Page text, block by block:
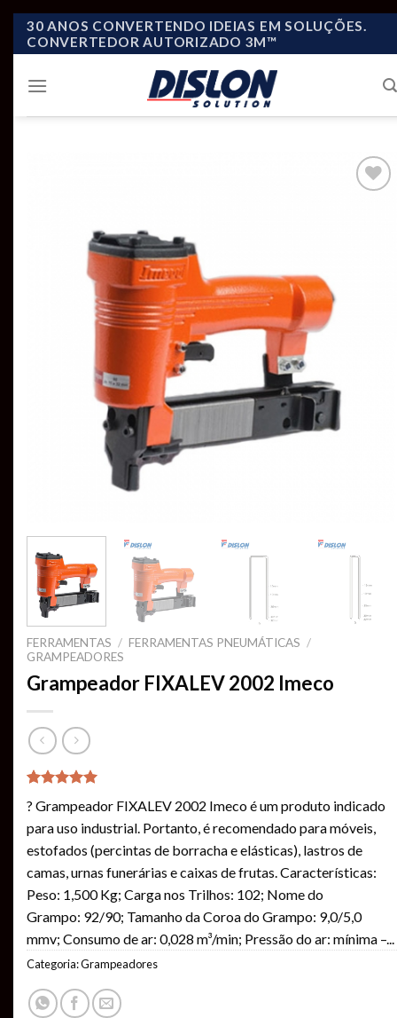
Skip
30 ANOS CONVERTENDO IDEIAS EM SOLUÇÕES.
CONVERTEDOR AUTORIZADO 3M™
FERRAMENTAS / FERRAMENTAS PNEUMÁTICAS /
GRAMPEADORES
Grampeador FIXALEV 2002 Imeco
como5.00
de 5, com
baseado em
avaliação
de cliente
? Grampeador FIXALEV 2002 Imeco é um produto indicado
para uso industrial. Portanto, é recomendado para móveis,
estofados (percintas de borracha e elásticas), lastros de
camas, urnas funerárias e caixas de frutas. Características:
Peso: 1,500 Kg; Carga nos Trilhos: 102; Nome do
Grampo: 92/90; Tamanho da Coroa do Grampo: 9,0/5,0
mmv; Consumo de ar: 0,028 m³/min; Pressão do ar: mínima –
Categoria:Grampeadores